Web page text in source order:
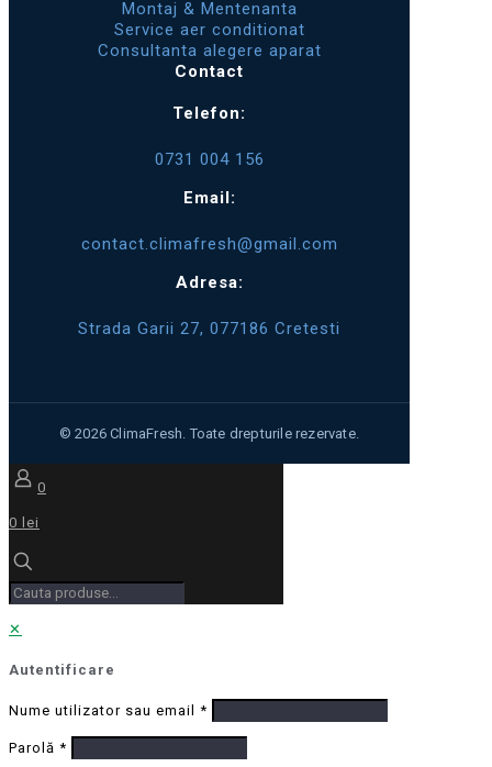
Montaj & Mentenanta
Service aer conditionat
Consultanta alegere aparat
Contact
Telefon:
0731 004 156
Email:
contact.climafresh@gmail.com
Adresa:
Strada Garii 27, 077186 Cretesti
0
0 lei
✕
Autentificare
Nume utilizator sau email *
Parolă *